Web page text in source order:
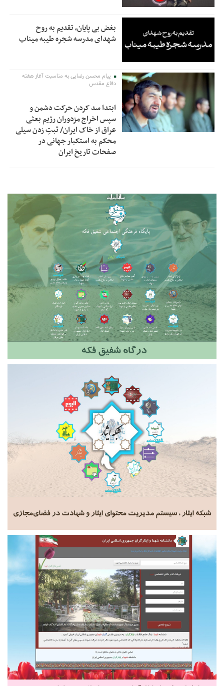
بغض بی پایان، تقدیم به روح
شهدای مدرسه شجره طیبه میناب
پیام محسن رضایی به مناسبت آغاز هفته
دفاع مقدس
ابتدا سد کردن حرکت دشمن و
سپس اخراج مزدوران رژیم بعثی
عراق از خاک ایران/ ثبتِ زدن سیلی
محکم به استکبار جهانی در
صفحات تاریخ ایران